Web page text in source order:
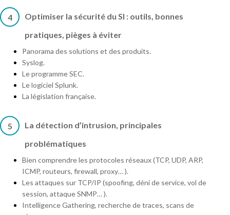
4
Optimiser la sécurité du SI : outils, bonnes
pratiques, pièges à éviter
Panorama des solutions et des produits.
Syslog.
Le programme SEC.
Le logiciel Splunk.
La législation française.
5
La détection d’intrusion, principales
problématiques
Bien comprendre les protocoles réseaux (TCP, UDP, ARP,
ICMP, routeurs, firewall, proxy… ).
Les attaques sur TCP/IP (spoofing, déni de service, vol de
session, attaque SNMP… ).
Intelligence Gathering, recherche de traces, scans de